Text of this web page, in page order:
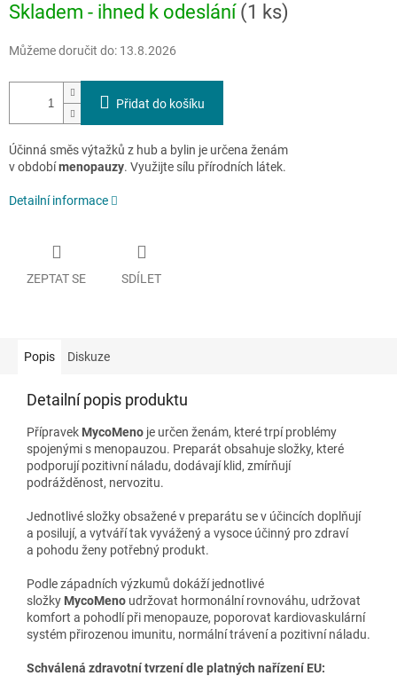
cena:
Skladem - ihned k odeslání (1 ks)
Můžeme doručit do: 13.8.2026
Přidat do košíku
Účinná směs výtažků z hub a bylin je určena ženám
v obdobímenopauzy. Využijte sílu přírodních látek.
Detailní informace
ZEPTAT SE SDÍLET
Popis Diskuze
Detailní popis produktu
Přípravek MycoMeno je určen ženám, které trpí problémy
spojenými s menopauzou. Preparát obsahuje složky, které
podporují pozitivní náladu, dodávají klid, zmírňují
podrážděnost, nervozitu.
Jednotlivé složky obsažené v preparátu se v účincích doplňují
a posilují, a vytváří tak vyvážený a vysoce účinný pro zdraví
a pohodu ženy potřebný produkt.
Podle západních výzkumů dokáží jednotlivé
složky MycoMeno udržovat hormonální rovnováhu, udržovat
komfort a pohodlí při menopauze, poporovat kardiovaskulární
systém přirozenou imunitu, normální trávení a pozitivní náladu.
Schválená zdravotní tvrzení dle platných nařízení EU: